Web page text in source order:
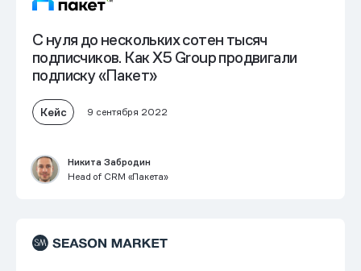
С нуля до нескольких сотен тысяч
подписчиков. Как X5 Group продвигали
подписку «Пакет»
Кейс 9 сентября 2022
Никита Забродин
Head of CRM «Пакета»